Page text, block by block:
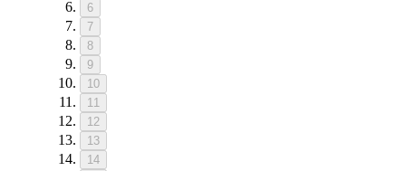
6
7
8
9
10
11
12
13
14